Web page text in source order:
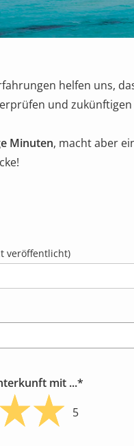
helfen uns,
und
Minuten, macht aber
veröffentlicht)
mit ...*
5